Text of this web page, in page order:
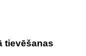
tievēšanas